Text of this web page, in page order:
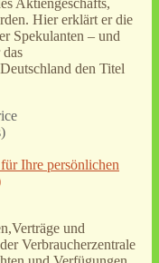
Hier erklärt er die
Spekulanten – und
den Titel
)
Ihre persönlichen
und
Verbraucherzentrale